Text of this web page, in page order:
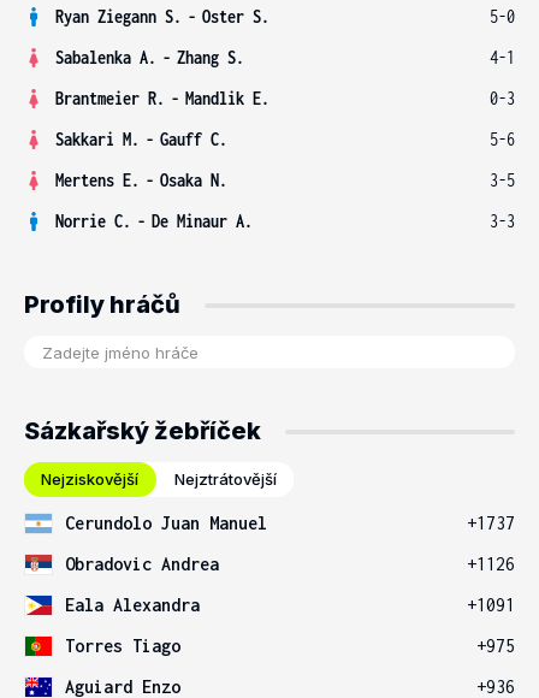
Ryan Ziegann S. - Oster S.
5-0
Sabalenka A. - Zhang S.
4-1
Brantmeier R. - Mandlik E.
0-3
Sakkari M. - Gauff C.
5-6
Mertens E. - Osaka N.
3-5
Norrie C. - De Minaur A. 3-3
Profily hráčů
Sázkařský žebříček
Nejziskovější Nejztrátovější
Cerundolo Juan Manuel
+1737
Obradovic Andrea
+1126
Eala Alexandra
+1091
Torres Tiago
+975
Aguiard Enzo
+936